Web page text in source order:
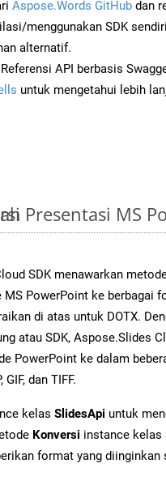
Aspose.Words GitHub dan
menggunakan SDK
alternatif.
API berbasis
untuk mengetahui lebih
Presentasi MS
SDK menawarkan
MS PowerPoint ke berbagai
di atas untuk DOTX.
atau SDK, Aspose.Slides
PowerPoint ke dalam
GIF, dan TIFF.
kelas SlidesApi untuk
Konversi instance kelas
format yang diinginkan